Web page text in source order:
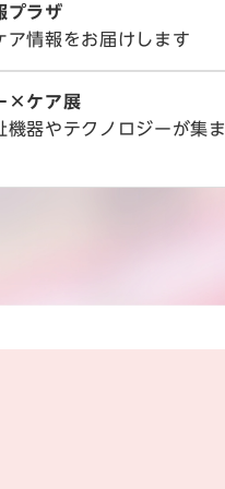
プラザ
ア情報をお届けします
×ケア展
機器やテクノロジーが集ま